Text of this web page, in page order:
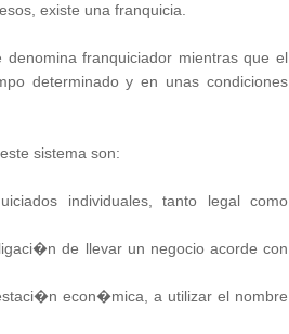
existe una franquicia.
franquiciador mientras que el
determinado y en unas condiciones
sistema son:
individuales, tanto legal como
de llevar un negocio acorde con
econ�mica, a utilizar el nombre